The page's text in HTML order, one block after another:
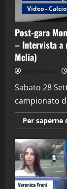
Video -
Post-gara
– Intervista a
Melia)
Sabato 28
campionato
Per saperne
2
3